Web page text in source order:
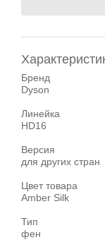
Бренд
Dyson
Линейка
HD16
Версия
для других стран
Цвет товара
Amber Silk
Тип
фен